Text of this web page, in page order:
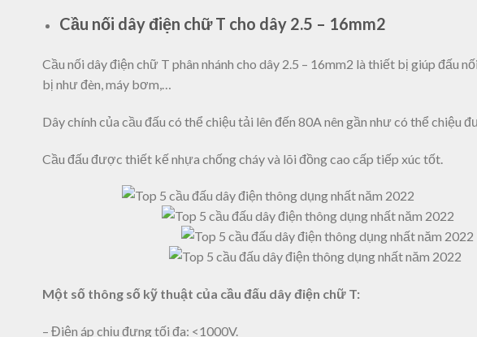
Cầu nối dây điện chữ T cho dây 2.5 – 16mm2
Cầu nối dây điện chữ T phân nhánh cho dây 2.5 – 16mm2 là thiết bị giúp đấu
bị như đèn, máy bơm,…
Dây chính của cầu đấu có thể chiệu tải lên đến 80A nên gần như có thể chiệu
Cầu đấu được thiết kế nhựa chống cháy và lõi đồng cao cấp tiếp xúc tốt.
Một số thông số kỹ thuật của cầu đấu dây điện chữ T:
– Điện áp chịu đựng tối đa: <1000V.